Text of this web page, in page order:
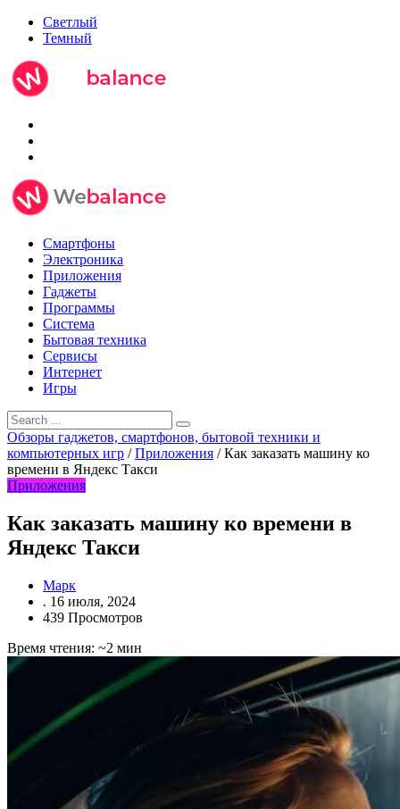
Светлый
Темный
Смартфоны
Электроника
Приложения
Гаджеты
Программы
Система
Бытовая техника
Сервисы
Интернет
Игры
Обзоры гаджетов, смартфонов, бытовой техники и
компьютерных игр /Приложения /Как заказать машину ко
времени в Яндекс Такси
Приложения
Как заказать машину ко времени в
Яндекс Такси
Марк
. 16 июля, 2024
439 Просмотров
Время чтения: ~2 мин